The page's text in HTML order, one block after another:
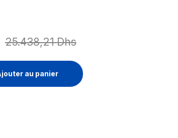
25.438,21Dhs
and Layer 3 routing + Support - License - 1
au panier